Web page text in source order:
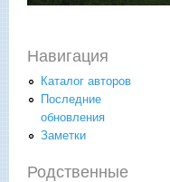
Навигация
Каталог авторов
Последние
обновления
Заметки
Родственные